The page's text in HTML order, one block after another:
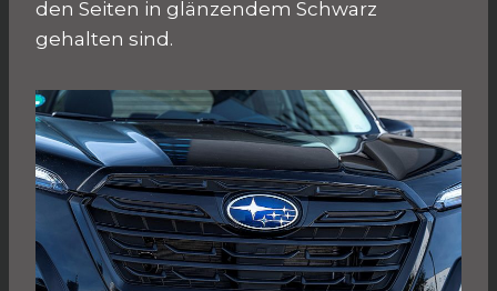
den Seiten in glänzendem Schwarz
gehalten sind.